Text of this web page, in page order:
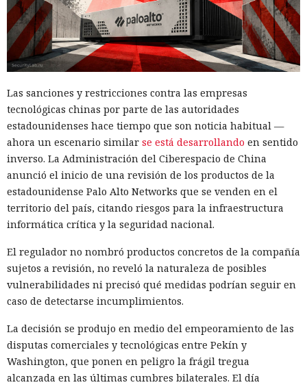
Las sanciones y restricciones contra las empresas
tecnológicas chinas por parte de las autoridades
estadounidenses hace tiempo que son noticia habitual —
ahora un escenario similar se está desarrollando en sentido
inverso. La Administración del Ciberespacio de China
anunció el inicio de una revisión de los productos de la
estadounidense Palo Alto Networks que se venden en el
territorio del país, citando riesgos para la infraestructura
informática crítica y la seguridad nacional.
El regulador no nombró productos concretos de la compañía
sujetos a revisión, no reveló la naturaleza de posibles
vulnerabilidades ni precisó qué medidas podrían seguir en
caso de detectarse incumplimientos.
La decisión se produjo en medio del empeoramiento de las
disputas comerciales y tecnológicas entre Pekín y
Washington, que ponen en peligro la frágil tregua
alcanzada en las últimas cumbres bilaterales. El día